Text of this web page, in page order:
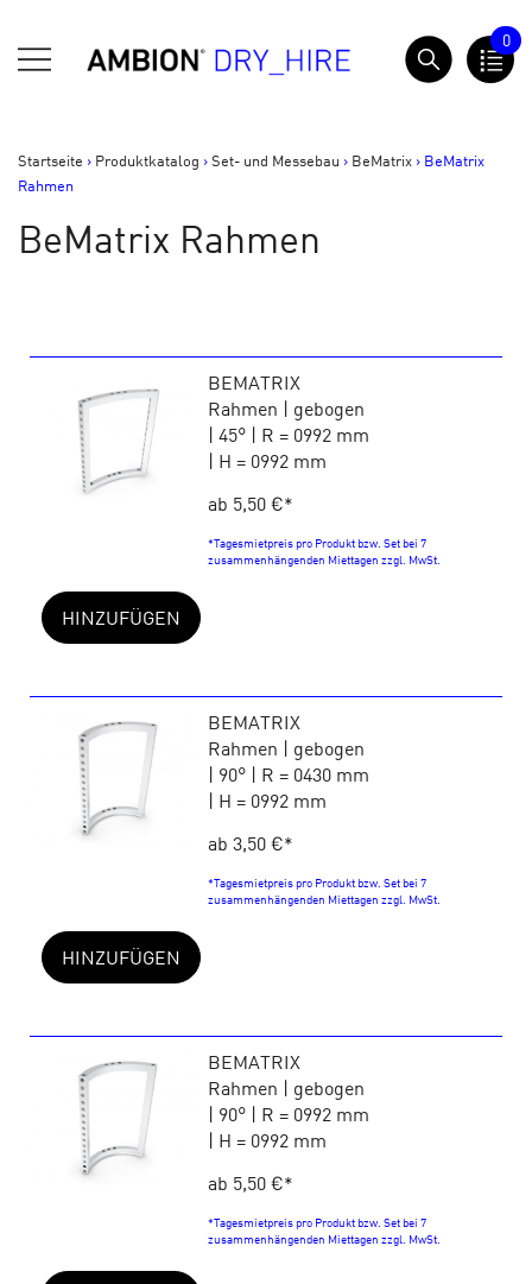
zum
Inhalt
AMBION Dry Hire
0
Startseite > Produktkatalog >Set- und Messebau > BeMatrix > BeMatrix
Rahmen
BeMatrix Rahmen
BEMATRIX
Rahmen | gebogen
| 45° | R = 0992 mm
| H = 0992 mm
ab 5,50 €*
*Tagesmietpreis pro Produkt bzw. Set bei 7
zusammenhängenden Miettagen zzgl. MwSt.
HINZUFÜGEN
BEMATRIX
Rahmen | gebogen
| 90° | R = 0430 mm
| H = 0992 mm
ab 3,50 €*
*Tagesmietpreis pro Produkt bzw. Set bei 7
zusammenhängenden Miettagen zzgl. MwSt.
HINZUFÜGEN
BEMATRIX
Rahmen | gebogen
| 90° | R = 0992 mm
| H = 0992 mm
ab 5,50 €*
*Tagesmietpreis pro Produkt bzw. Set bei 7
zusammenhängenden Miettagen zzgl. MwSt.